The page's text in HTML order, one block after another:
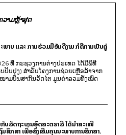
ວາມຫຼ້າສຸດ
າບ ແລະ ການຮ່ວມມືອັນດີງາມ ກໍຄືການເປັນຄູ່
ທີ່ ກະຊວງການຕ່າງປະເທດ ໄດ້ມີພິທີ
ປັບປຸງ) ສໍາລັບໂຄງການຊ່ວຍເຫຼືອລ້າຈາກ
າມບິນສາກົນວັດໄຕ ມູນຄ່າລວມທັງໝົດ
ບລັດຖະບານອົດສະຕຣາລີ ໄດ້ນຳສະເໜີ
ສຶກສາ ເພື່ອສົ່ງເສີມຄຸນນະພາບການສຶກສາ.